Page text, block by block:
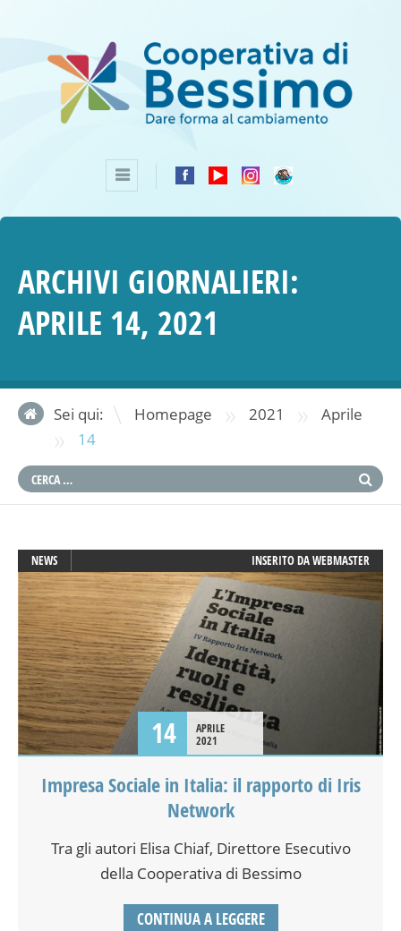
ARCHIVI GIORNALIERI:
APRILE 14, 2021
Sei qui: Homepage » 2021 » Aprile
» 14
NEWS INSERITO DAWEBMASTER
14
APRILE
2021
Impresa Sociale in Italia: il rapporto di Iris
Network
Tra gli autori Elisa Chiaf, Direttore Esecutivo
della Cooperativa di Bessimo
CONTINUA A LEGGERE